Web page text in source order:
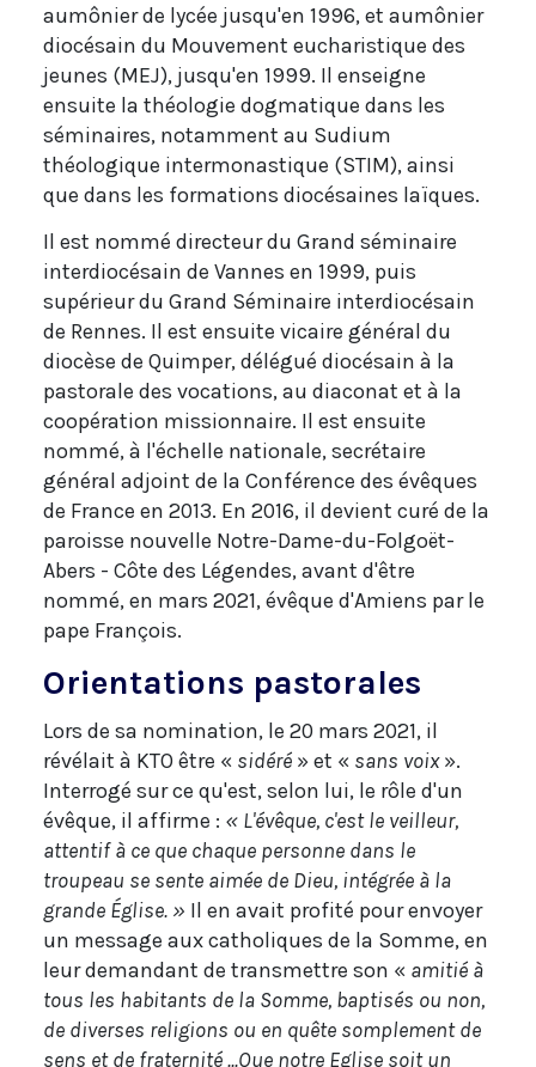
aumônier de lycée jusqu'en 1996, et aumônier
diocésain du Mouvement eucharistique des
jeunes (MEJ), jusqu'en 1999. Il enseigne
ensuite la théologie dogmatique dans les
séminaires, notamment au Sudium
théologique intermonastique (STIM), ainsi
que dans les formations diocésaines laïques.
Il est nommé directeur du Grand séminaire
interdiocésain de Vannes en 1999, puis
supérieur du Grand Séminaire interdiocésain
de Rennes. Il est ensuite vicaire général du
diocèse de Quimper, délégué diocésain à la
pastorale des vocations, au diaconat et à la
coopération missionnaire. Il est ensuite
nommé, à l'échelle nationale, secrétaire
général adjoint de la Conférence des évêques
de France en 2013. En 2016, il devient curé de la
paroisse nouvelle Notre-Dame-du-Folgoët-
Abers - Côte des Légendes, avant d'être
nommé, en mars 2021, évêque d'Amiens par le
pape François.
Orientations pastorales
Lors de sa nomination, le 20 mars 2021, il
révélait à KTO être « sidéré » et « sans voix».
Interrogé sur ce qu'est, selon lui, le rôle d'un
évêque, il affirme : « L'évêque, c'est le veilleur,
attentif à ce que chaque personne dans le
troupeau se sente aimée de Dieu, intégrée à la
grande Église. » Il en avait profité pour envoyer
un message aux catholiques de la Somme, en
leur demandant de transmettre son « amitié à
tous les habitants de la Somme, baptisés ou non,
de diverses religions ou en quête somplement de
sens et de fraternité ...Que notre Eglise soit un